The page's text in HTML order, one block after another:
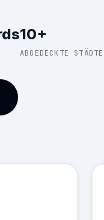
10+
ABGEDECKTE STÄDTE